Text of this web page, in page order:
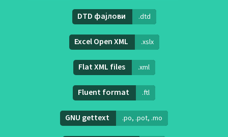
DTD фајлови .dtd
Excel Open XML .xslx
Flat XML files .xml
Fluent format .ftl
GNU gettext .po, .pot, .mo